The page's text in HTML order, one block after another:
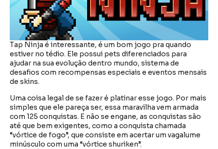
Tap Ninja é interessante, é um bom jogo pra quando
estiver no tédio. Ele possui pets diferenciados para
ajudar na sua evolução dentro mundo, sistema de
desafios com recompensas especiais e eventos mensais
de skins.
Uma coisa legal de se fazer é platinar esse jogo. Por mais
simples que ele pareça ser, essa maravilha vem armada
com 125 conquistas. E não se engane, as conquistas são
até que bem exigentes, como a conquista chamada
“vórtice de fogo”, que consiste em acertar um vagalume
minúsculo com uma “vórtice shuriken”.